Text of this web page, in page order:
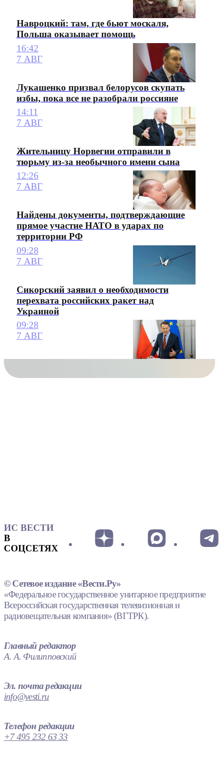
Навроцкий: там, где бьют москаля,
Польша оказывает помощь
16:42
7 АВГ
Лукашенко призвал белорусов скупать
избы, пока все не разобрали россияне
14:11
7 АВГ
Жительницу Норвегии отправили в
тюрьму из-за необычного имени сына
12:26
7 АВГ
Найдены документы, подтверждающие
прямое участие НАТО в ударах по
территории РФ
09:28
7 АВГ
Сикорский заявил о необходимости
перехвата российских ракет над
Украиной
09:28
7 АВГ
ИС ВЕСТИ
В
СОЦСЕТЯХ
© Сетевое издание «Вести.Ру»
«Федеральное государственное унитарное предприятие
Всероссийская государственная телевизионная и
радиовещательная компания» (ВГТРК).
Главный редактор
А. А. Филипповский
Эл. почта редакции
info@vesti.ru
Телефон редакции
+7 495 232 63 33